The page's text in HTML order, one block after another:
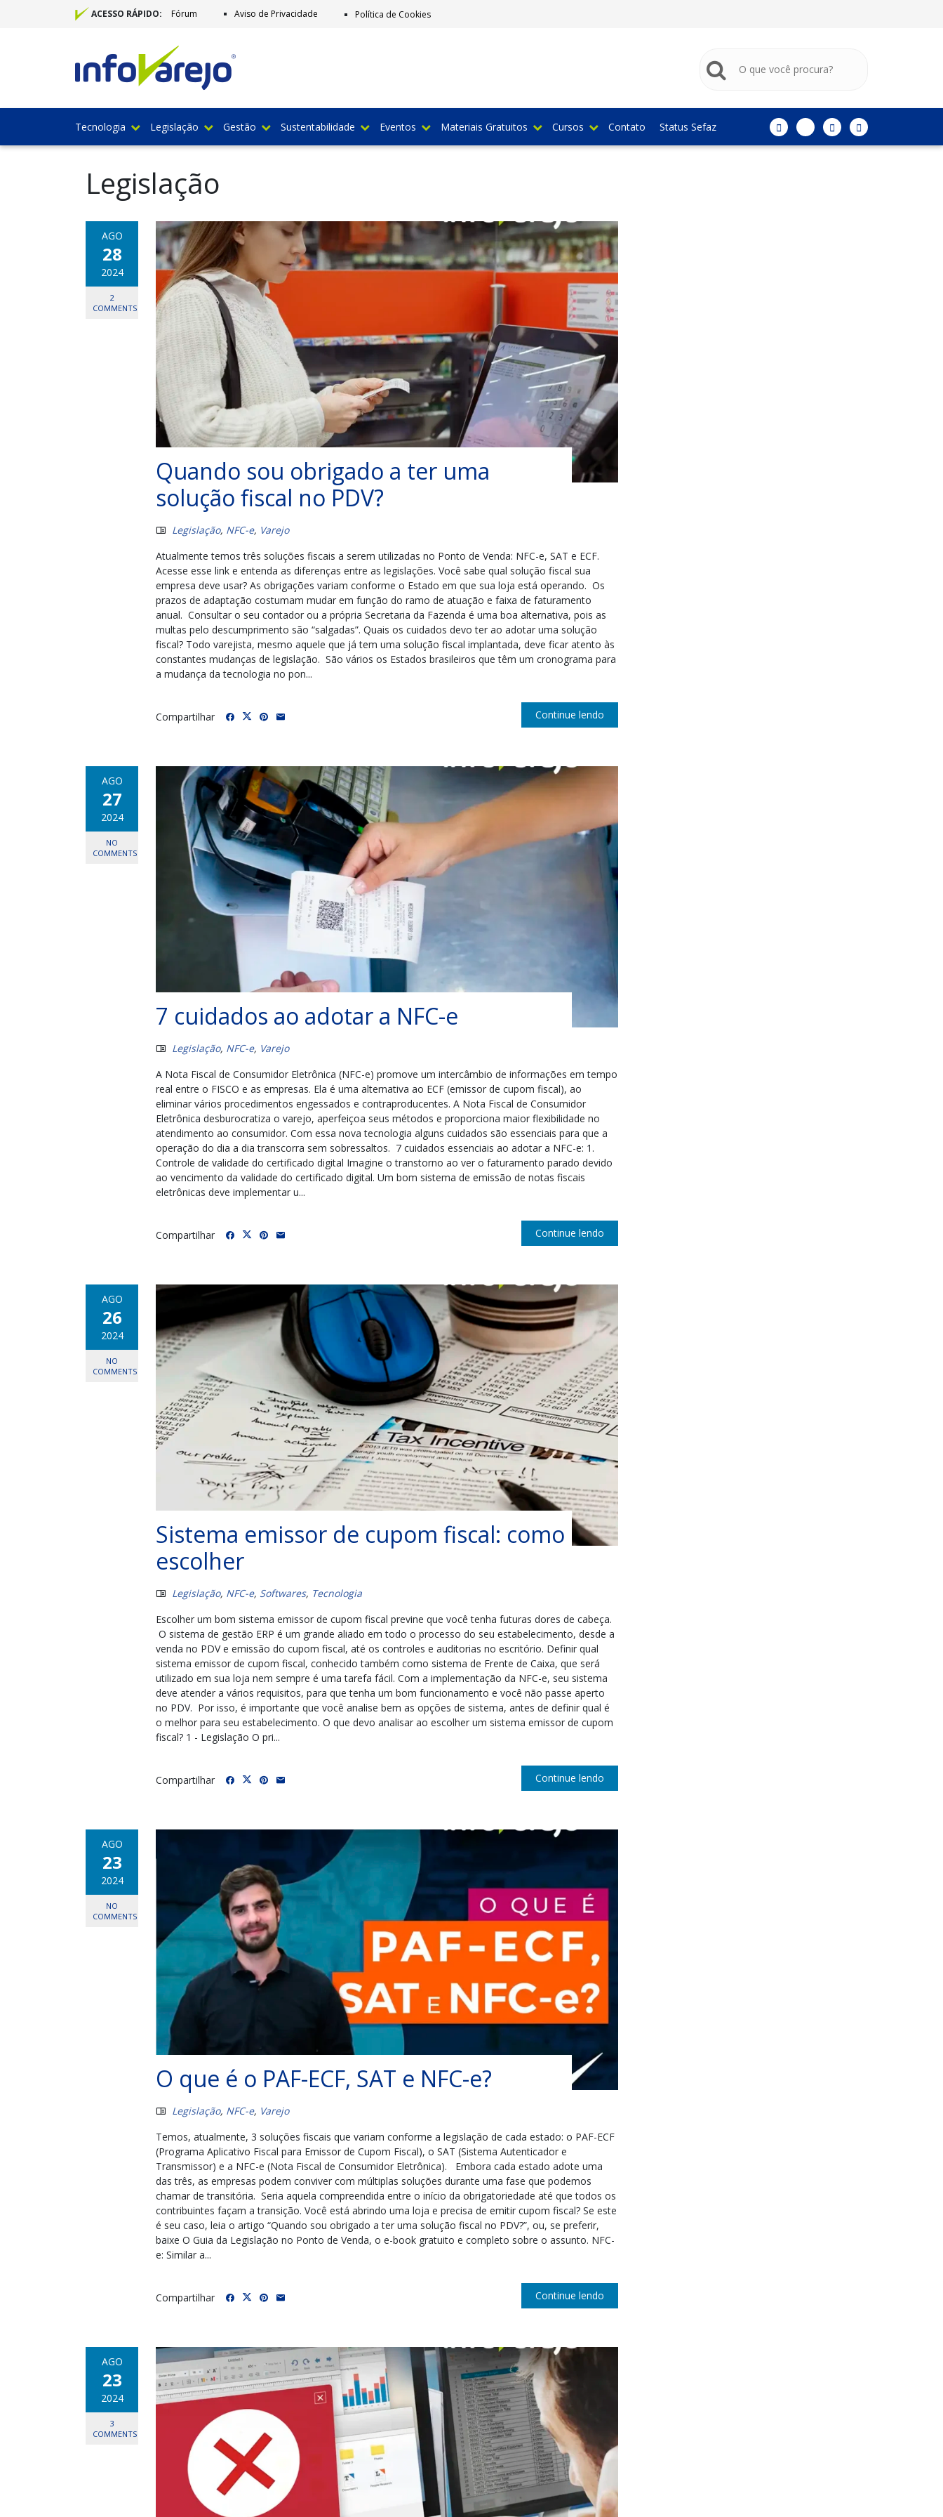
ACESSO RÁPIDO: Fórum Aviso de Privacidade Política de Cookies
Tecnologia Legislação Gestão Sustentabilidade Eventos Materiais Gratuitos Cursos Contato Status Sefaz
Legislação
AGO
28
2024
2
COMMENTS
Quando sou obrigado a ter uma
solução fiscal no PDV?
Legislação, NFC-e, Varejo
Atualmente temos três soluções fiscais a serem utilizadas no Ponto de Venda: NFC-e, SAT e ECF.
Acesse esse link e entenda as diferenças entre as legislações. Você sabe qual solução fiscal sua
empresa deve usar? As obrigações variam conforme o Estado em que sua loja está operando. Os
prazos de adaptação costumam mudar em função do ramo de atuação e faixa de faturamento
anual. Consultar o seu contador ou a própria Secretaria da Fazenda é uma boa alternativa, pois as
multas pelo descumprimento são “salgadas”. Quais os cuidados devo ter ao adotar uma solução
fiscal? Todo varejista, mesmo aquele que já tem uma solução fiscal implantada, deve ficar atento às
constantes mudanças de legislação. São vários os Estados brasileiros que têm um cronograma para
a mudança da tecnologia no pon...
Continue lendo
Compartilhar
AGO
27
2024
NO
COMMENTS
7 cuidados ao adotar a NFC-e
Legislação, NFC-e, Varejo
A Nota Fiscal de Consumidor Eletrônica (NFC-e) promove um intercâmbio de informações em tempo
real entre o FISCO e as empresas. Ela é uma alternativa ao ECF (emissor de cupom fiscal), ao
eliminar vários procedimentos engessados e contraproducentes. A Nota Fiscal de Consumidor
Eletrônica desburocratiza o varejo, aperfeiçoa seus métodos e proporciona maior flexibilidade no
atendimento ao consumidor. Com essa nova tecnologia alguns cuidados são essenciais para que a
operação do dia a dia transcorra sem sobressaltos. 7 cuidados essenciais ao adotar a NFC-e: 1.
Controle de validade do certificado digital Imagine o transtorno ao ver o faturamento parado devido
ao vencimento da validade do certificado digital. Um bom sistema de emissão de notas fiscais
eletrônicas deve implementar u...
Continue lendo
Compartilhar
AGO
26
2024
NO
COMMENTS
Sistema emissor de cupom fiscal: como
escolher
Legislação, NFC-e, Softwares, Tecnologia
Escolher um bom sistema emissor de cupom fiscal previne que você tenha futuras dores de cabeça.
O sistema de gestão ERP é um grande aliado em todo o processo do seu estabelecimento, desde a
venda no PDV e emissão do cupom fiscal, até os controles e auditorias no escritório. Definir qual
sistema emissor de cupom fiscal, conhecido também como sistema de Frente de Caixa, que será
utilizado em sua loja nem sempre é uma tarefa fácil. Com a implementação da NFC-e, seu sistema
deve atender a vários requisitos, para que tenha um bom funcionamento e você não passe aperto
no PDV. Por isso, é importante que você analise bem as opções de sistema, antes de definir qual é
o melhor para seu estabelecimento. O que devo analisar ao escolher um sistema emissor de cupom
fiscal? 1 - Legislação O pri...
Continue lendo
Compartilhar
AGO
23
2024
NO
COMMENTS
O que é o PAF-ECF, SAT e NFC-e?
Legislação, NFC-e, Varejo
Temos, atualmente, 3 soluções fiscais que variam conforme a legislação de cada estado: o PAF-ECF
(Programa Aplicativo Fiscal para Emissor de Cupom Fiscal), o SAT (Sistema Autenticador e
Transmissor) e a NFC-e (Nota Fiscal de Consumidor Eletrônica). Embora cada estado adote uma
das três, as empresas podem conviver com múltiplas soluções durante uma fase que podemos
chamar de transitória. Seria aquela compreendida entre o início da obrigatoriedade até que todos os
contribuintes façam a transição. Você está abrindo uma loja e precisa de emitir cupom fiscal? Se este
é seu caso, leia o artigo “Quando sou obrigado a ter uma solução fiscal no PDV?”, ou, se preferir,
baixe O Guia da Legislação no Ponto de Venda, o e-book gratuito e completo sobre o assunto. NFC-
e: Similar a...
Continue lendo
Compartilhar
AGO
23
2024
3
COMMENTS